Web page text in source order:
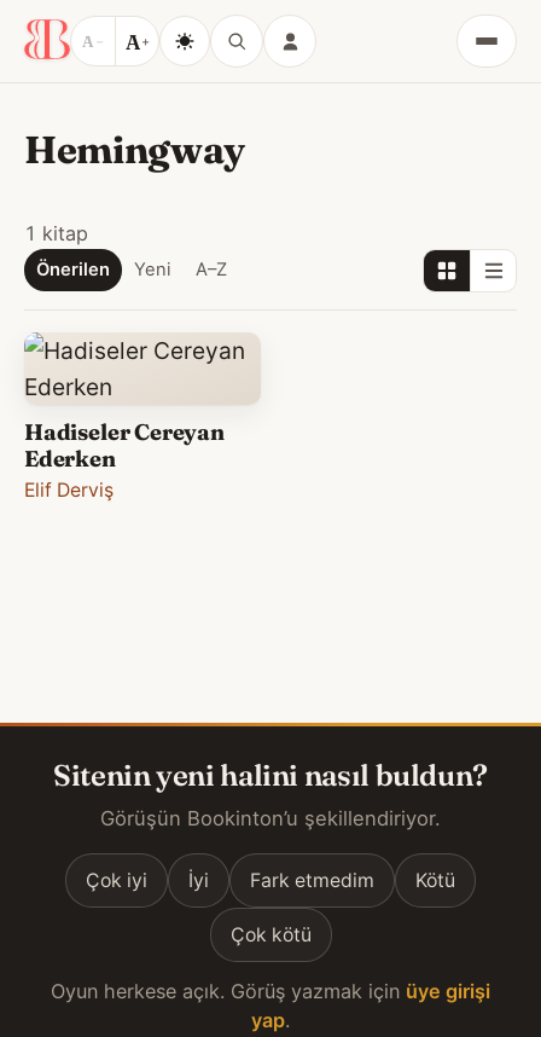
A − A+
Menü
Hemingway
1 kitap
Önerilen Yeni A–Z
Hadiseler Cereyan
Ederken
Elif Derviş
Sitenin yeni halini nasıl buldun?
Görüşün Bookinton’u şekillendiriyor.
Çok iyi İyi Fark etmedim Kötü
Çok kötü
Oyun herkese açık. Görüş yazmak için üye girişi
yap.